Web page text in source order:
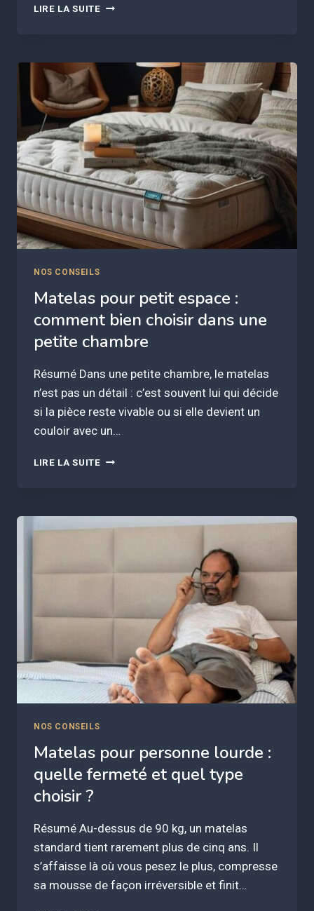
LIRE LA SUITEMATELAS
COMMENT
CONCILIER
INDÉPENDANCE
DE
COUCHAGE
SANS
SE
TROMPER
NOS CONSEILS
Matelas pour petit espace :
comment bien choisir dans une
petite chambre
Résumé Dans une petite chambre, le matelas
n’est pas un détail : c’est souvent lui qui décide
si la pièce reste vivable ou si elle devient un
couloir avec un…
LIRE LA SUITEMATELAS
:
COMMENT
DANS
CHAMBRE
NOS CONSEILS
Matelas pour personne lourde :
quelle fermeté et quel type
choisir ?
Résumé Au-dessus de 90 kg, un matelas
standard tient rarement plus de cinq ans. Il
s’affaisse là où vous pesez le plus, compresse
sa mousse de façon irréversible et finit…